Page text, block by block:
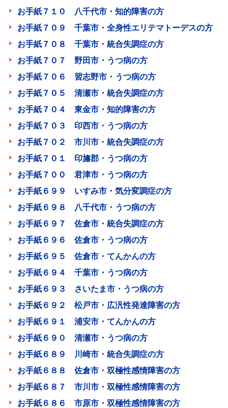
お手紙７１０ 八千代市・知的障害の方
お手紙７０９ 千葉市・全身性エリテマトーデスの方
お手紙７０８ 千葉市・統合失調症の方
お手紙７０７ 野田市・うつ病の方
お手紙７０６ 習志野市・うつ病の方
お手紙７０５ 清瀬市・統合失調症の方
お手紙７０４ 東金市・知的障害の方
お手紙７０３ 印西市・うつ病の方
お手紙７０２ 市川市・統合失調症の方
お手紙７０１ 印旛郡・うつ病の方
お手紙７００ 君津市・うつ病の方
お手紙６９９ いすみ市・気分変調症の方
お手紙６９８ 八千代市・うつ病の方
お手紙６９７ 佐倉市・統合失調症の方
お手紙６９６ 佐倉市・うつ病の方
お手紙６９５ 佐倉市・てんかんの方
お手紙６９４ 千葉市・うつ病の方
お手紙６９３ さいたま市・うつ病の方
お手紙６９２ 松戸市・広汎性発達障害の方
お手紙６９１ 浦安市・てんかんの方
お手紙６９０ 清瀬市・うつ病の方
お手紙６８９ 川崎市・統合失調症の方
お手紙６８８ 佐倉市・双極性感情障害の方
お手紙６８７ 市川市・双極性感情障害の方
お手紙６８６ 市原市・双極性感情障害の方